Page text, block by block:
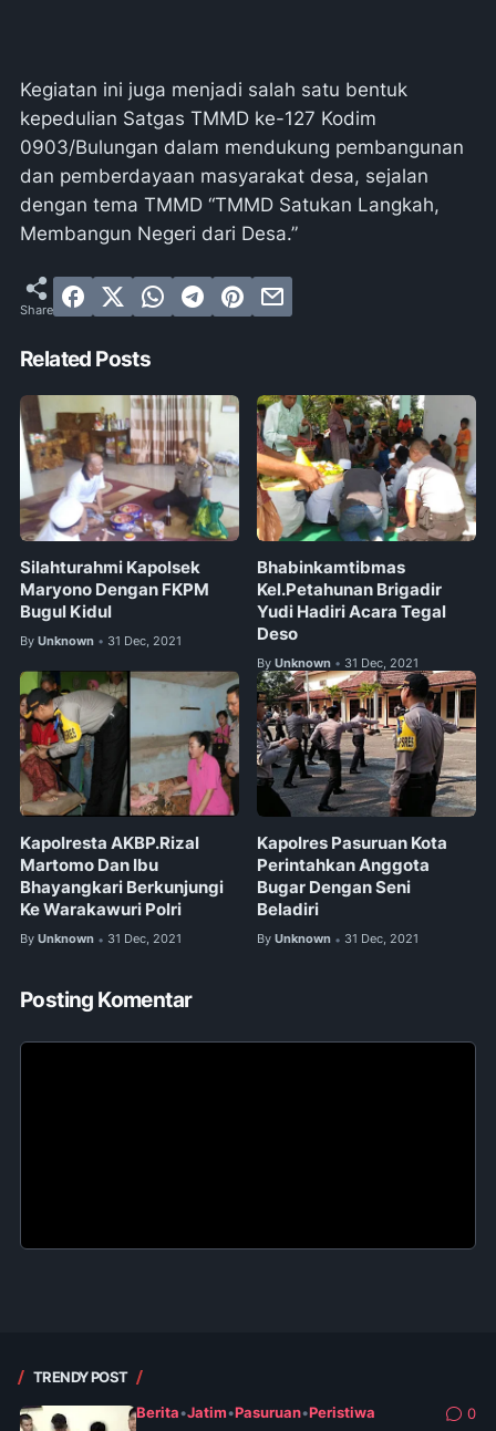
Kegiatan ini juga menjadi salah satu bentuk
kepedulian Satgas TMMD ke-127 Kodim
0903/Bulungan dalam mendukung pembangunan
dan pemberdayaan masyarakat desa, sejalan
dengan tema TMMD “TMMD Satukan Langkah,
Membangun Negeri dari Desa.”
Related Posts
Silahturahmi Kapolsek
Maryono Dengan FKPM
Bugul Kidul
By Unknown • 31 Dec, 2021
Bhabinkamtibmas
Kel.Petahunan Brigadir
Yudi Hadiri Acara Tegal
Deso
By Unknown • 31 Dec, 2021
Kapolresta AKBP.Rizal
Martomo Dan Ibu
Bhayangkari Berkunjungi
Ke Warakawuri Polri
By Unknown • 31 Dec, 2021
Kapolres Pasuruan Kota
Perintahkan Anggota
Bugar Dengan Seni
Beladiri
By Unknown • 31 Dec, 2021
Posting Komentar
TRENDY POST
Berita•Jatim•Pasuruan•Peristiwa 0